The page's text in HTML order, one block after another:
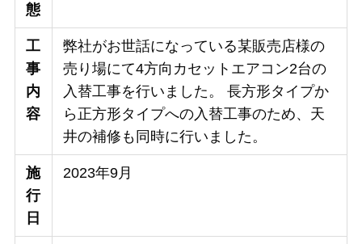
態
工
事
内
容
弊社がお世話になっている某販売店様の
売り場にて4方向カセットエアコン2台の
入替工事を行いました。 長方形タイプか
ら正方形タイプへの入替工事のため、天
井の補修も同時に行いました。
施
行
日
2023年9月